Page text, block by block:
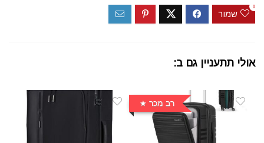
שמור
0
אולי תתעניין גם ב:
רב מכר